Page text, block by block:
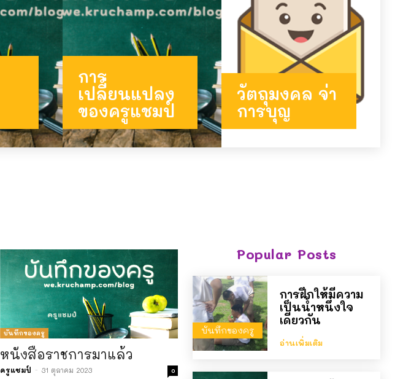
การ
เปลี่ยนแปลง
ของครูแชมป์
วัตถุมงคล จ่า
การบุญ
บันทึกของครู
หนังสือราชการมาแล้ว
ครูแชมป์ - 31 ตุลาคม 2023 0
Popular Posts
บันทึกของครู
การฝึกให้มีความ
เป็นน้ำหนึ่งใจ
เดียวกัน
อ่านเพิ่มเติม